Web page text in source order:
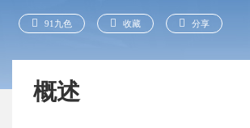
91九色 收藏 分享
概述